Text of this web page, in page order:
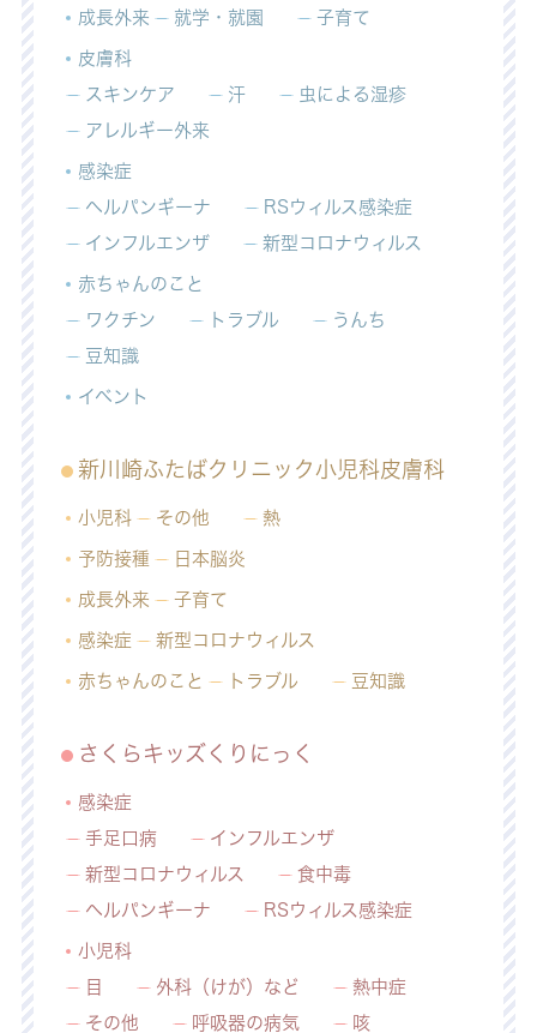
成長外来 就学・就園 子育て
皮膚科
スキンケア
汗
虫による湿疹
アレルギー外来
感染症
ヘルパンギーナ
RSウィルス感染症
インフルエンザ
新型コロナウィルス
赤ちゃんのこと
ワクチン
トラブル
うんち
豆知識
イベント
新川崎ふたばクリニック小児科皮膚科
小児科 その他 熱
予防接種 日本脳炎
成長外来 子育て
感染症 新型コロナウィルス
赤ちゃんのこと トラブル 豆知識
さくらキッズくりにっく
感染症
手足口病
インフルエンザ
新型コロナウィルス
食中毒
ヘルパンギーナ
RSウィルス感染症
小児科
目
外科（けが）など
熱中症
その他
呼吸器の病気
咳